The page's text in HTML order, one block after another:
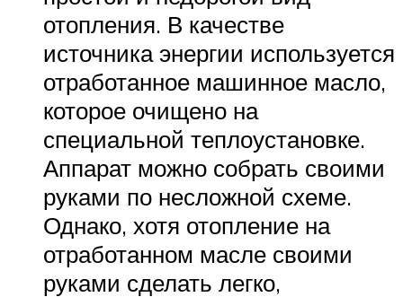
отопления. В качестве
источника энергии используется
отработанное машинное масло,
которое очищено на
специальной теплоустановке.
Аппарат можно собрать своими
руками по несложной схеме.
Однако, хотя отопление на
отработанном масле своими
руками сделать легко,